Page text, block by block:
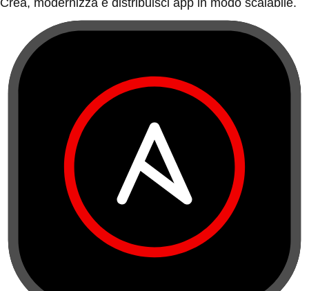
Crea, modernizza e distribuisci app in modo scalabile.